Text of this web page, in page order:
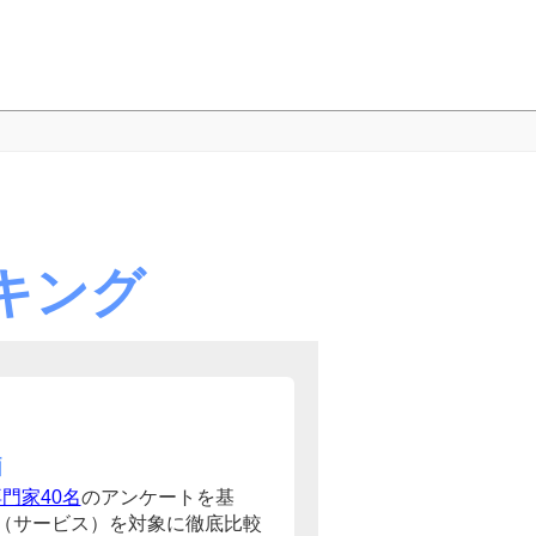
ング
家40名のアンケートを基
サービス）を対象に徹底比較